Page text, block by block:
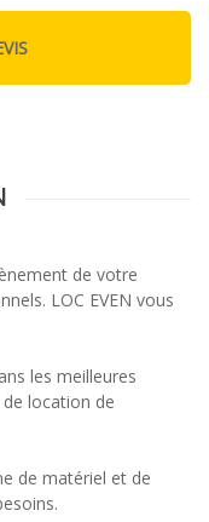
de votre
LOC EVEN vous
les meilleures
location de
de matériel et de